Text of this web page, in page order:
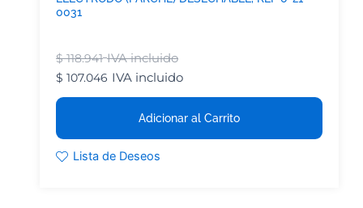
0031
$118.941 IVA incluido
$ 107.046 IVA incluido
Adicionar al Carrito
Lista de Deseos